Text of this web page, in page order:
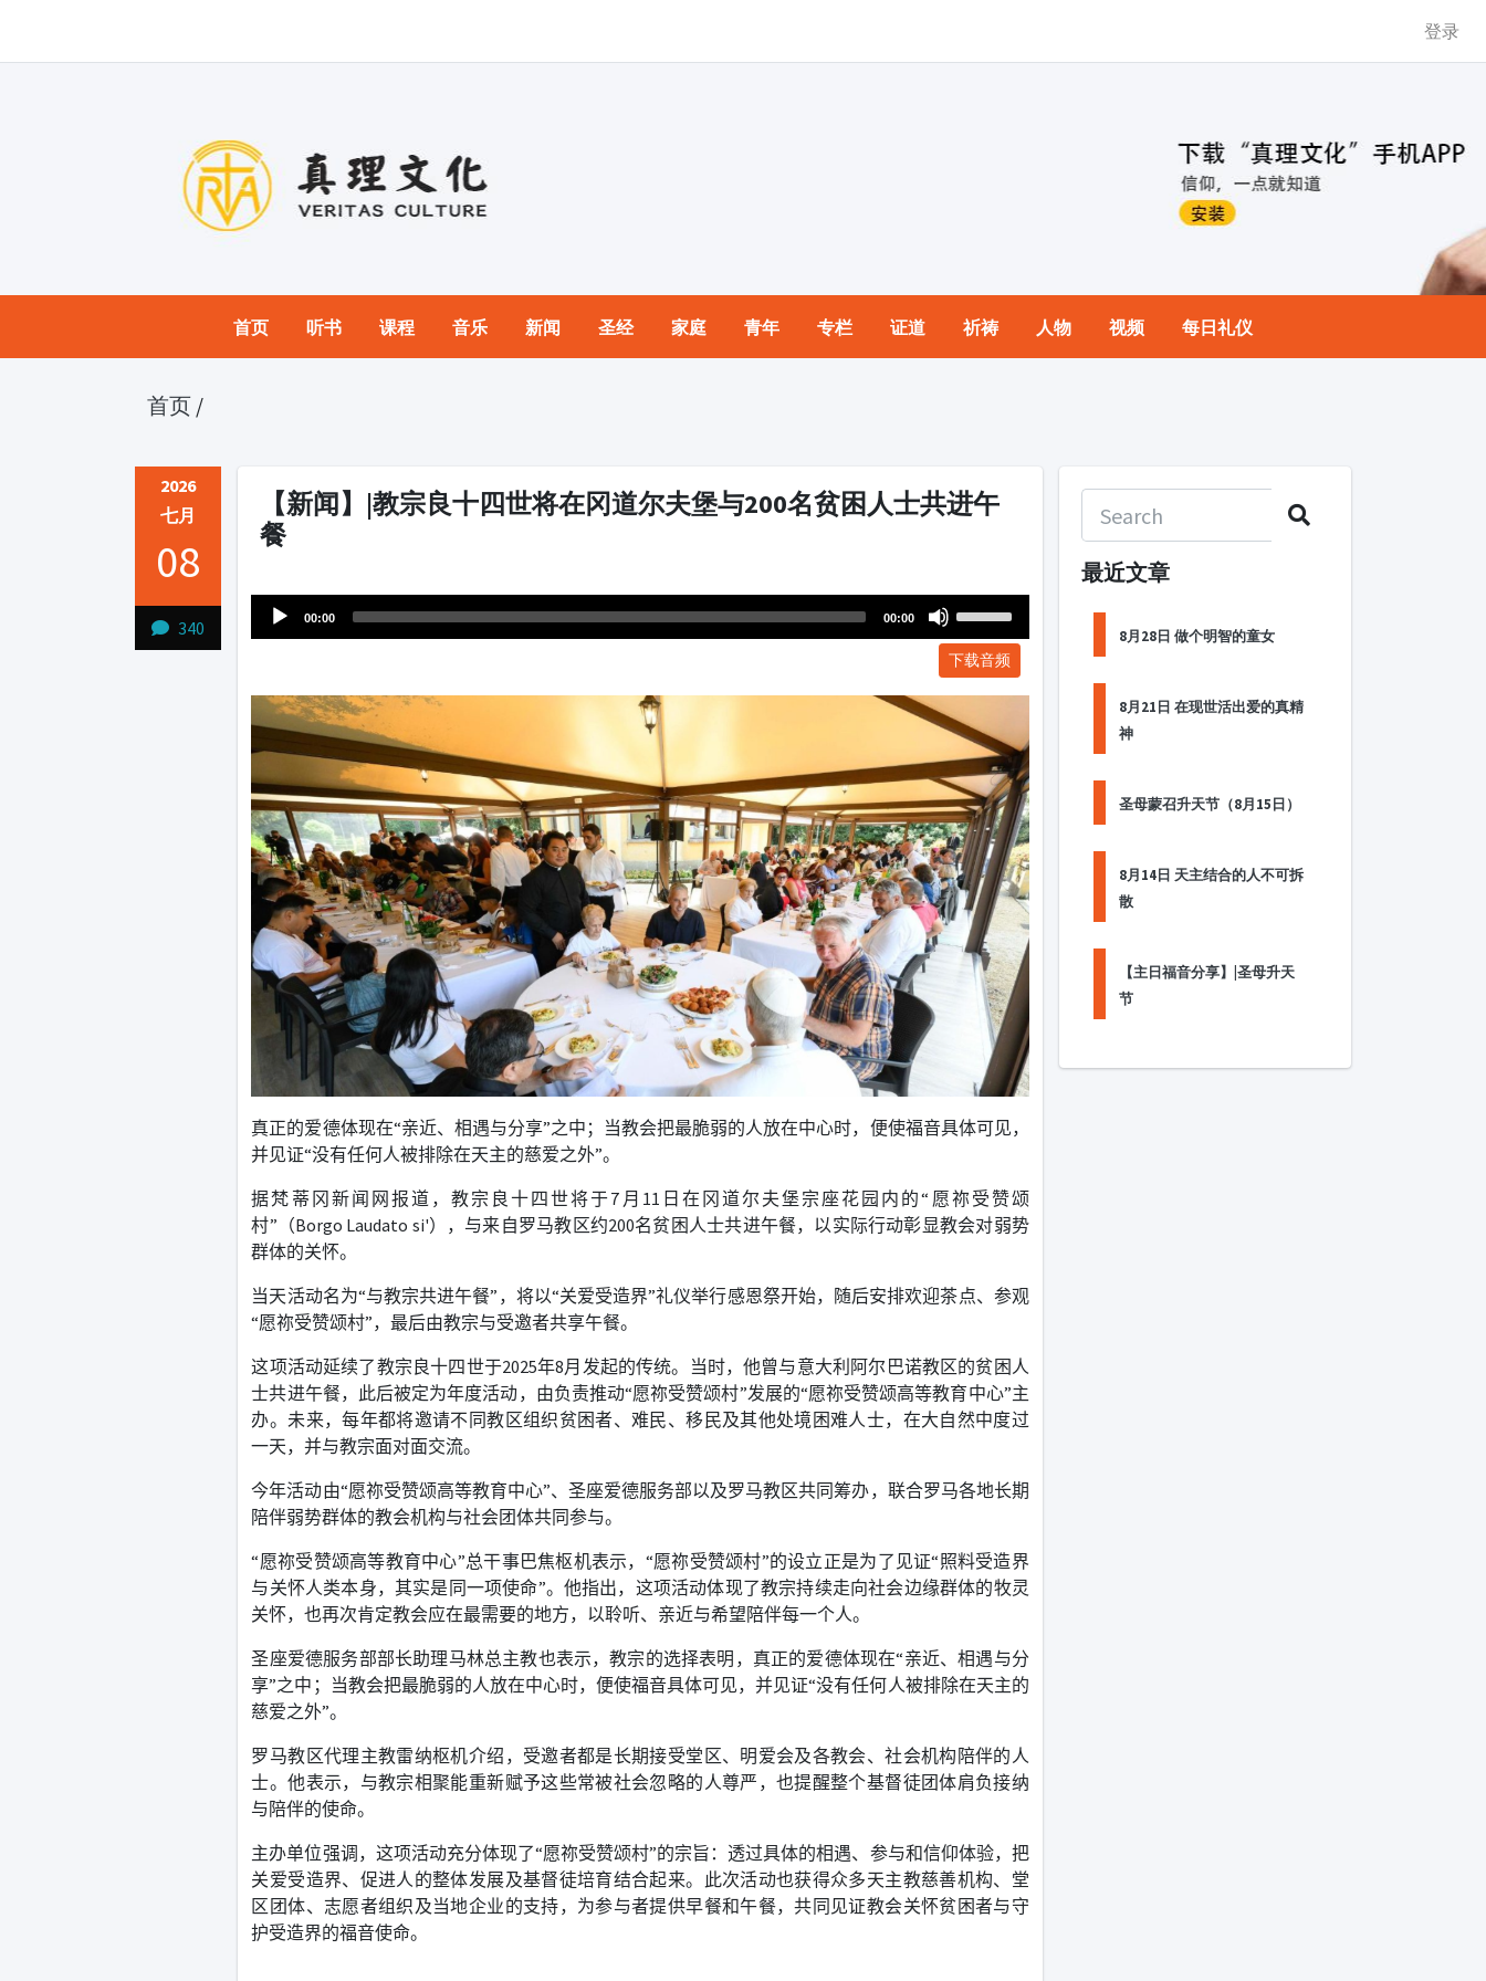
登录
首页 听书 课程 音乐 新闻 圣经 家庭 青年 专栏 证道 祈祷 人物 视频 每日礼仪
首页 /
2026
七月
08
340
【新闻】|教宗良十四世将在冈道尔夫堡与200名贫困人士共进午
餐
Player
00:00 00:00
Arrow
increase
or
decrease
volume.
下载音频
真正的爱德体现在“亲近、相遇与分享”之中；当教会把最脆弱的人放在中心时，便使福音具体可见，
并见证“没有任何人被排除在天主的慈爱之外”。
据梵蒂冈新闻网报道，教宗良十四世将于7 月 11 日在冈道尔夫堡宗座花园内的“ 愿祢受赞颂
村” （Borgo Laudato si'），与来自罗马教区约200名贫困人士共进午餐，以实际行动彰显教会对弱势
群体的关怀。
当天活动名为“与教宗共进午餐” ，将以“关爱受造界”礼仪举行感恩祭开始，随后安排欢迎茶点、参观
“愿祢受赞颂村”，最后由教宗与受邀者共享午餐。
这项活动延续了教宗良十四世于2025年8月发起的传统。当时，他曾与意大利阿尔巴诺教区的贫困人
士共进午餐，此后被定为年度活动，由负责推动“愿祢受赞颂村”发展的“愿祢受赞颂高等教育中心”主
办。未来，每年都将邀请不同教区组织贫困者、难民、移民及其他处境困难人士，在大自然中度过
一天，并与教宗面对面交流。
今年活动由“愿祢受赞颂高等教育中心”、圣座爱德服务部以及罗马教区共同筹办，联合罗马各地长期
陪伴弱势群体的教会机构与社会团体共同参与。
“愿祢受赞颂高等教育中心”总干事巴焦枢机表示， “愿祢受赞颂村”的设立正是为了见证“照料受造界
与关怀人类本身，其实是同一项使命”。他指出，这项活动体现了教宗持续走向社会边缘群体的牧灵
关怀，也再次肯定教会应在最需要的地方，以聆听、亲近与希望陪伴每一个人。
圣座爱德服务部部长助理马林总主教也表示，教宗的选择表明，真正的爱德体现在“亲近、相遇与分
享”之中；当教会把最脆弱的人放在中心时，便使福音具体可见，并见证“没有任何人被排除在天主的
慈爱之外”。
罗马教区代理主教雷纳枢机介绍，受邀者都是长期接受堂区、明爱会及各教会、社会机构陪伴的人
士。他表示，与教宗相聚能重新赋予这些常被社会忽略的人尊严，也提醒整个基督徒团体肩负接纳
与陪伴的使命。
主办单位强调，这项活动充分体现了“愿祢受赞颂村”的宗旨：透过具体的相遇、参与和信仰体验，把
关爱受造界、促进人的整体发展及基督徒培育结合起来。此次活动也获得众多天主教慈善机构、堂
区团体、志愿者组织及当地企业的支持，为参与者提供早餐和午餐，共同见证教会关怀贫困者与守
护受造界的福音使命。
最近文章
8月28日 做个明智的童女
8月21日 在现世活出爱的真精
神
圣母蒙召升天节（8月15日）
8月14日 天主结合的人不可拆
散
【主日福音分享】|圣母升天
节